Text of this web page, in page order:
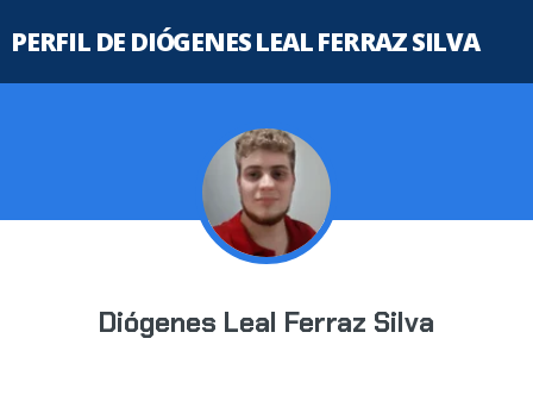
PERFIL DE DIÓGENES LEAL FERRAZ SILVA
Diógenes Leal Ferraz Silva